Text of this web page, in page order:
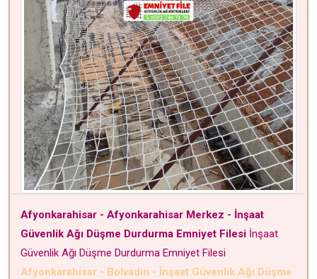
Afyonkarahisar - Afyonkarahisar Merkez - İnşaat
Güvenlik Ağı Düşme Durdurma Emniyet Filesi İnşaat
Güvenlik Ağı Düşme Durdurma Emniyet Filesi
Afyonkarahisar - Bolvadin - İnşaat Güvenlik Ağı Düşme